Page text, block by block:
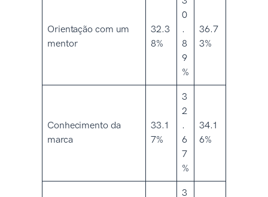
Orientação com um
mentor
32.3
8%
0
.
8
9
%
36.7
3%
Conhecimento da
marca
33.1
7%
3
2
.
6
7
%
34.1
6%
3